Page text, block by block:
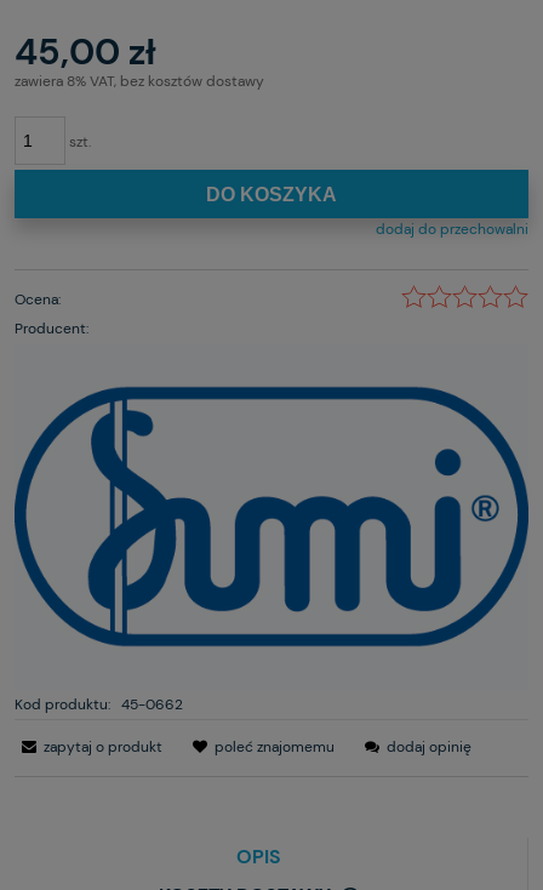
45,00 zł
zawiera 8% VAT, bez kosztów dostawy
szt.
DO KOSZYKA
dodaj do przechowalni
Ocena:
Producent:
Kod produktu: 45-0662
zapytaj o produkt poleć znajomemu dodaj opinię
OPIS